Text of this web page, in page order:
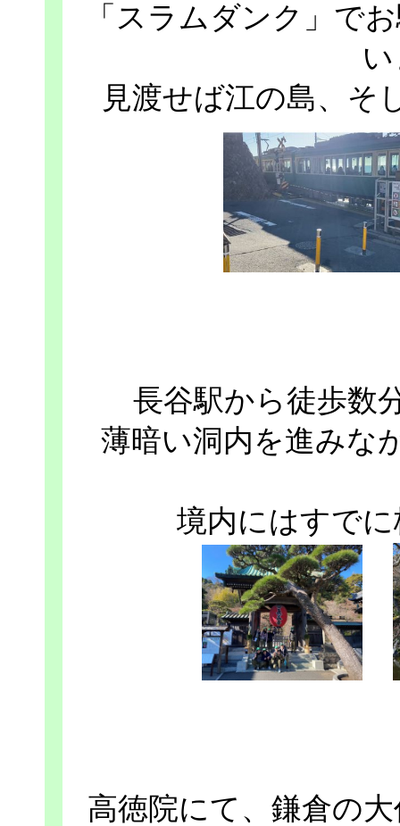
「スラムダンク」で
見渡せば江の島、そ
長谷駅から徒歩数
薄暗い洞内を進みな
境内にはすで
高徳院にて、鎌倉の